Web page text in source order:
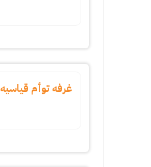
غرفه توأم قياسيه